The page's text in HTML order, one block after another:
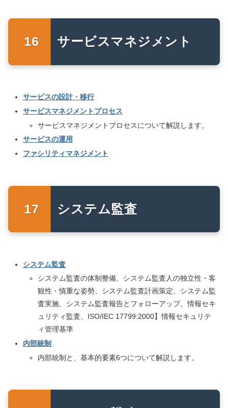
サービスマネジメント
サービスの設計・移行
サービスマネジメントプロセス
サービスマネジメントプロセスについて解説します。
サービスの運用
ファシリティマネジメント
システム監査
システム監査
システム監査の体制整備、システム監査人の独立性・客
観性・慎重な姿勢、システム監査計画策定、システム監
査実施、システム監査報告とフォローアップ、情報セキ
ュリティ監査、ISO/IEC 17799:2000】情報セキュリテ
ィ管理基準
内部統制
内部統制と、基本的要素6つについて解説します。